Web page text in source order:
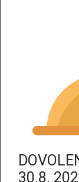
Všetky typy
30.8.